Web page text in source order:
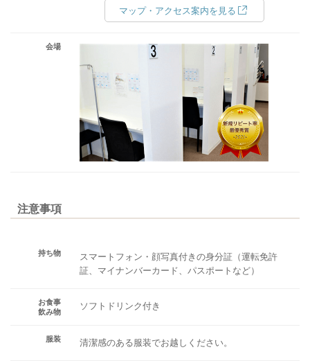
マップ・アクセス案内を見る
会場
注意事項
持ち物
スマートフォン・顔写真付きの身分証（運転免許
証、マイナンバーカード、パスポートなど）
お食事
飲み物
ソフトドリンク付き
服装 清潔感のある服装でお越しください。